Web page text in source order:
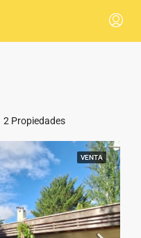
2 Propiedades
VENTA